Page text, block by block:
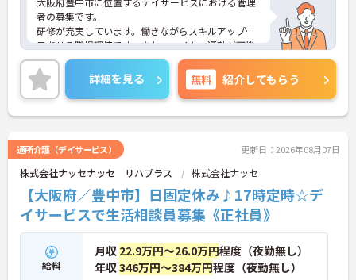
者の募集です。
研修が充実しています。働きながらスキルアップが
目指せる職場環境です。また、マイカー通勤が可能
です。通勤が苦になりません。
ご興味のある方には、面接対策ポイントなど、さら
に詳細をご案内しますのでお気軽にご相談くださ
い！
詳細を見る 無料 紹介してもらう
通所介護（デイサービス） 更新日：2026年08月07日
株式会社ナッセナッセ リハプラス 株式会社ナッセ
【大阪府／豊中市】日固定休み♪17時定時☆デ
イサービスで生活相談員募集《正社員》
給料
月収 22.9万円～26.0万円程度（夜勤無し）
年収346万円～384万円程度（夜勤無し）